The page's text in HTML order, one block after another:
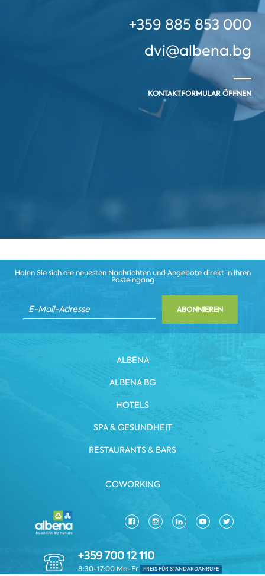
+359 885 853 000
dvi@albena.bg
KONTAKTFORMULAR ÖFFNEN
Holen Sie sich die neuesten Nachrichten und Angebote direkt in Ihren
Posteingang
ABONNIEREN
ALBENA
ALBENA.BG
HOTELS
SPA & GESUNDHEIT
RESTAURANTS & BARS
COWORKING
+359 700 12 110
8:30-17:00 Mo-Fr PREIS FÜR STANDARDANRUFE